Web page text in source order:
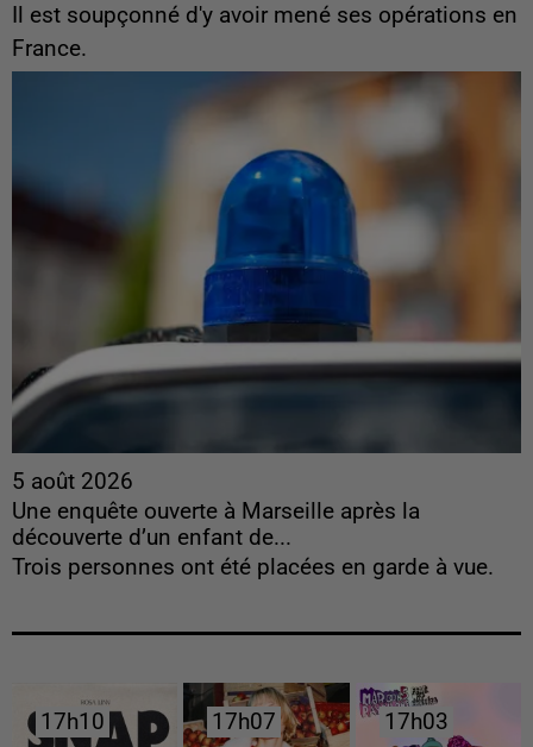
Il est soupçonné d'y avoir mené ses opérations en
France.
5 août 2026
Une enquête ouverte à Marseille après la
découverte d’un enfant de...
Trois personnes ont été placées en garde à vue.
17h10
17h10 17h07
17h07 17h03
17h03